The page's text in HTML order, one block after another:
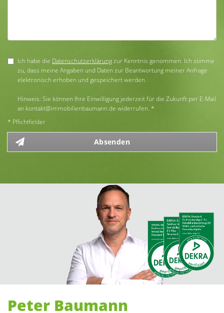
Ich habe die Datenschutzerklärungzur Kenntnis genommen. Ich stimme
zu, dass meine Angaben und Daten zur Beantwortung meiner Anfrage
elektronisch erhoben und gespeichert werden.
Hinweis: Sie können Ihre Einwilligung jederzeit für die Zukunft per E-Mail
an kontakt@immobilienbaumann.de widerrufen. *
* Pflichtfelder
Absenden
Peter Baumann